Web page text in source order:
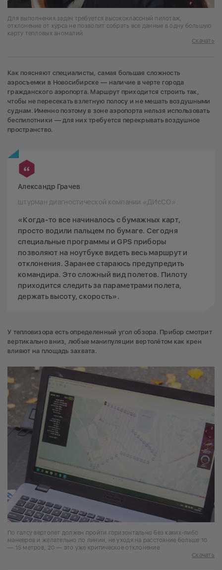
Для выполнения задач требуется высококлассный пилотаж,
отклонение от курса не позволит собрать все данные в одну большую
карту тепловых аномалий
Скачать
Как поясняют специалисты, самая большая сложность
аэросъемки в Новосибирске — наличие в черте города
гражданского аэропорта. Маршрут приходится строить так,
чтобы не пересекать взлетную полосу и не мешать воздушными
суднам. Именно поэтому в зоне аэропорта нельзя использовать
беспилотники — для них требуется перекрывать воздушное
пространство.
Александр Грачев
штурман диагностической компании «ДИсСО»
«Когда-то все начиналось с бумажных карт,
просто водили пальцем по бумаге. Сегодня
специальные программы и GPS приборы
позволяют на ноутбуке видеть весь маршрут и
отклонения. Заранее стараюсь предупредить
командира. Это сложный вид полетов. Пилоту
приходится следить за параметрами полета,
держать высоту, скорость».
У тепловизора есть определенный угол обзора. Прибор смотрит
вертикально вниз, любые манипуляции вертолётом как крен
влияют на площадь захвата.
По галсу вертолет должен пройти горизонтально без каких-либо
маневров и желательно по линии, не уходя на расстояние больше 10
— 15 метров, 20 — это уже критическое отклонение
Скачать